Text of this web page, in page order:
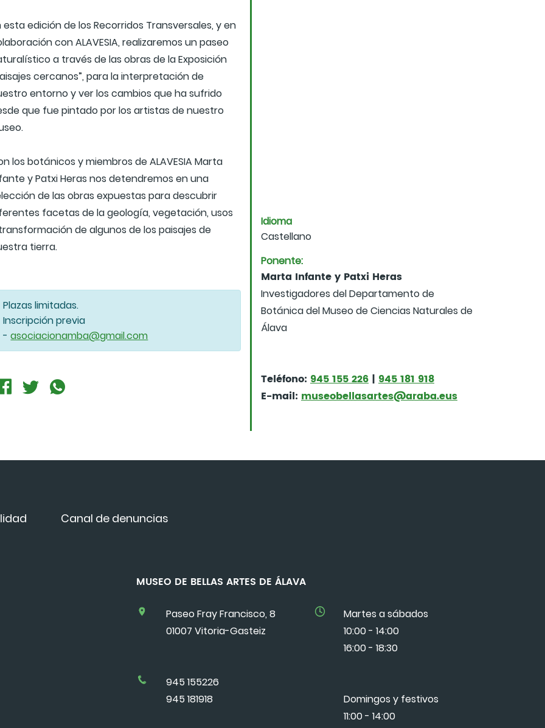
esta edición de los Recorridos Transversales, y en
con ALAVESIA, realizaremos un paseo
a través de las obras de la Exposición
cercanos”, para la interpretación de
entorno y ver los cambios que ha sufrido
que fue pintado por los artistas de nuestro
los botánicos y miembros de ALAVESIA Marta
y Patxi Heras nos detendremos en una
de las obras expuestas para descubrir
facetas de la geología, vegetación, usos
de algunos de los paisajes de
tierra.
Plazas limitadas.
Inscripción previa
-asociacionamba@gmail.com
Idioma
Castellano
Ponente:
Marta Infante y Patxi Heras
Investigadores del Departamento de
Botánica del Museo de Ciencias Naturales de
Álava
Teléfono: 945 155 226 | 945 181 918
E-mail: museobellasartes@araba.eus
Canal de denuncias
MUSEO DE BELLAS ARTES DE ÁLAVA
Paseo Fray Francisco, 8
01007 Vitoria-Gasteiz
Martes a sábados
10:00 - 14:00
16:00 - 18:30
945 155226
945 181918
Domingos y festivos
11:00 - 14:00